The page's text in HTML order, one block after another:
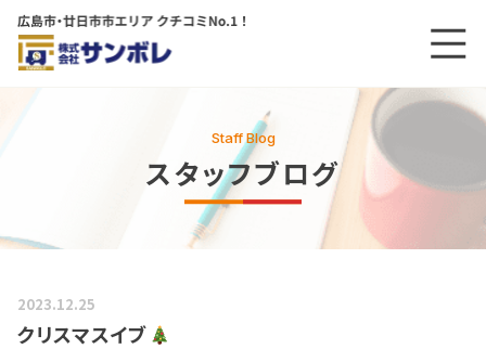
メニ
Staff Blog
スタッフブログ
2023.12.25
クリスマスイブ